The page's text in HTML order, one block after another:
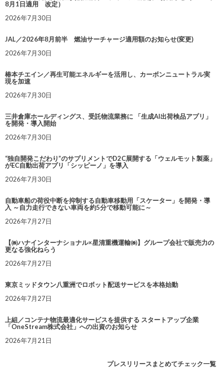
8月1日適用 改定）
2026年7月30日
JAL／2026年8月前半 燃油サーチャージ適用額のお知らせ(変更)
2026年7月30日
椿本チエイン／再生可能エネルギーを活用し、カーボンニュートラル実
現を加速
2026年7月30日
三井倉庫ホールディングス、受託物流業務に 「生成AI出荷検品アプリ」
を開発・導入開始
2026年7月30日
“独自開発こだわり”のサプリメントでD2C展開する「ウェルモット製薬」
がEC自動出荷アプリ「シッピーノ」を導入
2026年7月30日
自動車船の荷役中断を抑制する自動車移動用「スケーター」を開発・導
入 ～自力走行できない車両を約5分で移動可能に～
2026年7月27日
【㈱ハナインターナショナル×星清重機運輸㈱】グループ会社で販売力の
更なる強化ねらう
2026年7月27日
東京ミッドタウン八重洲でロボット配送サービスを本格始動
2026年7月27日
上組／コンテナ物流最適化サービスを提供する スタートアップ企業
「OneStream株式会社」への出資のお知らせ
2026年7月21日
プレスリリースまとめてチェック一覧